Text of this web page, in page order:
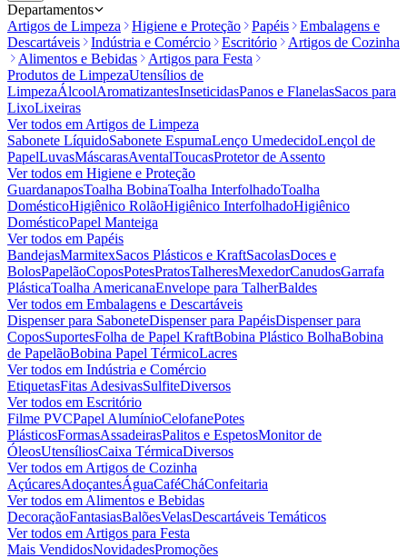
Departamentos
Artigos de Limpeza
Higiene e Proteção Papéis
Embalagens e
Descartáveis
Indústria e Comércio Escritório
Artigos de Cozinha
Alimentos e Bebidas
Artigos para Festa
Produtos de LimpezaUtensílios de
LimpezaÁlcoolAromatizantesInseticidasPanos e FlanelasSacos para
LixoLixeiras
Ver todos em Artigos de Limpeza
Sabonete LíquidoSabonete EspumaLenço UmedecidoLençol de
PapelLuvasMáscarasAventalToucasProtetor de Assento
Ver todos em Higiene e Proteção
GuardanaposToalha BobinaToalha InterfolhadoToalha
DomésticoHigiênico RolãoHigiênico InterfolhadoHigiênico
DomésticoPapel Manteiga
Ver todos em Papéis
BandejasMarmitexSacos Plásticos e KraftSacolasDoces e
BolosPapelãoCoposPotesPratosTalheresMexedorCanudosGarrafa
PlásticaToalha AmericanaEnvelope para TalherBaldes
Ver todos em Embalagens e Descartáveis
Dispenser para SaboneteDispenser para PapéisDispenser para
CoposSuportesFolha de Papel KraftBobina Plástico BolhaBobina
de PapelãoBobina Papel TérmicoLacres
Ver todos em Indústria e Comércio
EtiquetasFitas AdesivasSulfiteDiversos
Ver todos em Escritório
Filme PVCPapel AlumínioCelofanePotes
PlásticosFormasAssadeirasPalitos e EspetosMonitor de
ÓleosUtensíliosCaixa TérmicaDiversos
Ver todos em Artigos de Cozinha
AçúcaresAdoçantesÁguaCaféCháConfeitaria
Ver todos em Alimentos e Bebidas
DecoraçãoFantasiasBalõesVelasDescartáveis Temáticos
Ver todos em Artigos para Festa
Mais VendidosNovidadesPromoções